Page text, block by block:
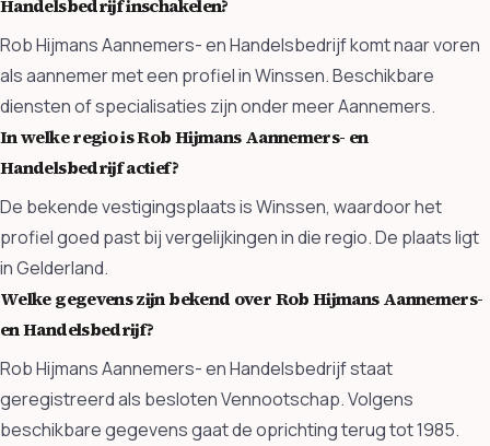
Handelsbedrijf inschakelen?
Rob Hijmans Aannemers- en Handelsbedrijf komt naar voren
als aannemer met een profiel in Winssen. Beschikbare
diensten of specialisaties zijn onder meer Aannemers.
In welke regio is Rob Hijmans Aannemers- en
Handelsbedrijf actief?
De bekende vestigingsplaats is Winssen, waardoor het
profiel goed past bij vergelijkingen in die regio. De plaats ligt
in Gelderland.
Welke gegevens zijn bekend over Rob Hijmans Aannemers-
en Handelsbedrijf?
Rob Hijmans Aannemers- en Handelsbedrijf staat
geregistreerd als besloten Vennootschap. Volgens
beschikbare gegevens gaat de oprichting terug tot 1985.